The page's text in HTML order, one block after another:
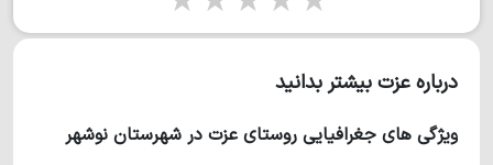
درباره عزت بیشتر بدانید
ویژگی های جغرافیایی روستای عزت در شهرستان نوشهر